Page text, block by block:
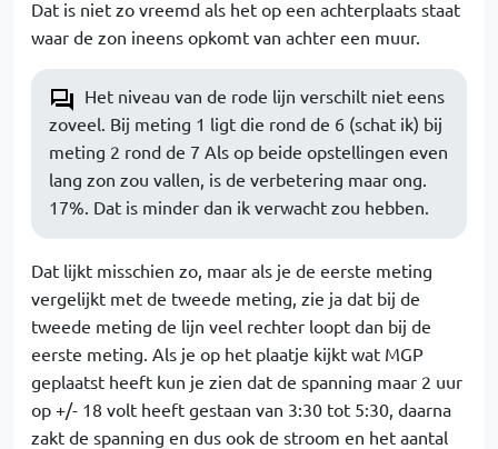
Dat is niet zo vreemd als het op een achterplaats staat
waar de zon ineens opkomt van achter een muur.
Het niveau van de rode lijn verschilt niet eens
zoveel. Bij meting 1 ligt die rond de 6 (schat ik) bij
meting 2 rond de 7 Als op beide opstellingen even
lang zon zou vallen, is de verbetering maar ong.
17%. Dat is minder dan ik verwacht zou hebben.
Dat lijkt misschien zo, maar als je de eerste meting
vergelijkt met de tweede meting, zie ja dat bij de
tweede meting de lijn veel rechter loopt dan bij de
eerste meting. Als je op het plaatje kijkt wat MGP
geplaatst heeft kun je zien dat de spanning maar 2 uur
op +/- 18 volt heeft gestaan van 3:30 tot 5:30, daarna
zakt de spanning en dus ook de stroom en het aantal